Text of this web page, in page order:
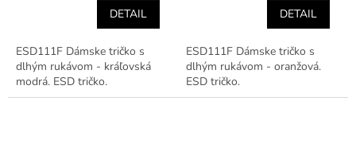
DETAIL
ESD111F Dámske tričko s
dlhým rukávom - kráľovská
modrá. ESD tričko.
DETAIL
ESD111F Dámske tričko s
dlhým rukávom - oranžová.
ESD tričko.